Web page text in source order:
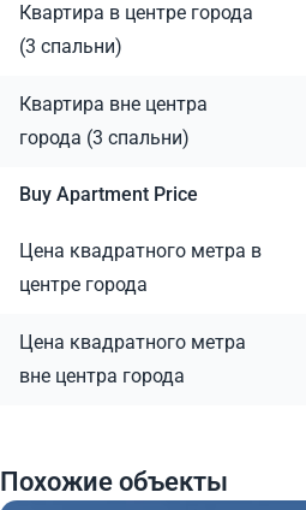
Квартира в центре города
(3 спальни)
Квартира вне центра
города (3 спальни)
Buy Apartment Price
Цена квадратного метра в
центре города
Цена квадратного метра
вне центра города
Похожие объекты